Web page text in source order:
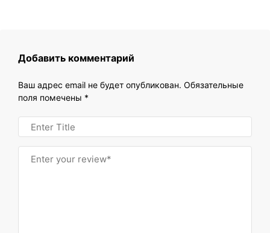
Добавить комментарий
Ваш адрес email не будет опубликован. Обязательные
поля помечены *